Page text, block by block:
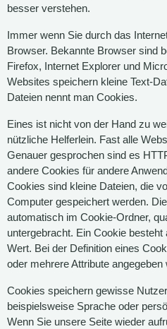
besser verstehen.
Immer wenn Sie durch das
Browser. Bekannte Browser sind
Firefox, Internet Explorer und
Websites speichern kleine Text-
Dateien nennt man Cookies.
Eines ist nicht von der Hand zu
nützliche Helferlein. Fast alle
Genauer gesprochen sind es
andere Cookies für andere
Cookies sind kleine Dateien, die
Computer gespeichert werden.
automatisch im Cookie-Ordner,
untergebracht. Ein Cookie
Wert. Bei der Definition eines
oder mehrere Attribute angegeben
Cookies speichern gewisse
beispielsweise Sprache oder
Wenn Sie unsere Seite wieder